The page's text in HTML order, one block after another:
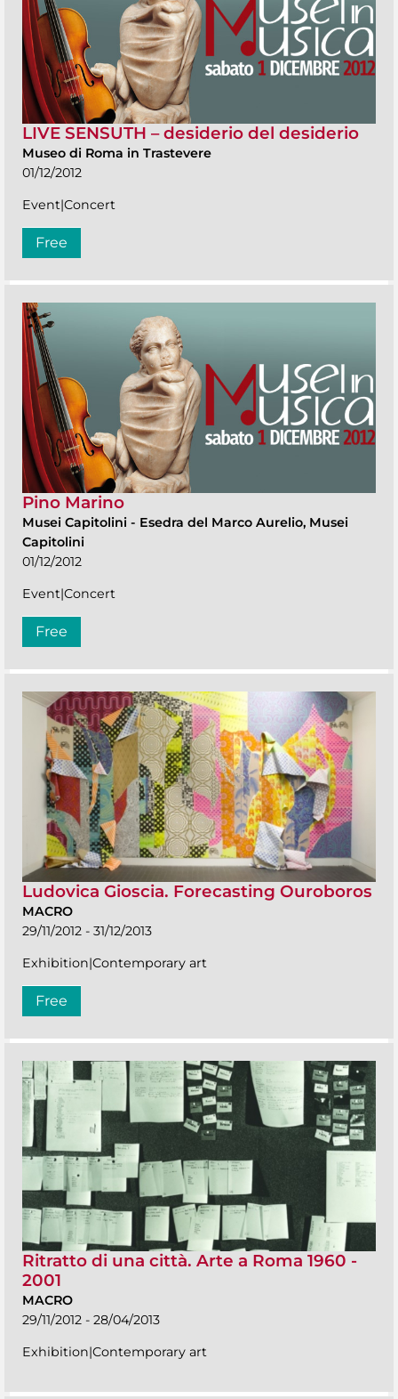
LIVE SENSUTH – desiderio del desiderio
Museo di Roma in Trastevere
01/12/2012
Event|Concert
Free
Pino Marino
Musei Capitolini - Esedra del Marco Aurelio, Musei
Capitolini
01/12/2012
Event|Concert
Free
Ludovica Gioscia. Forecasting Ouroboros
MACRO
29/11/2012 - 31/12/2013
Exhibition|Contemporary art
Free
Ritratto di una città. Arte a Roma 1960 -
2001
MACRO
29/11/2012 - 28/04/2013
Exhibition|Contemporary art